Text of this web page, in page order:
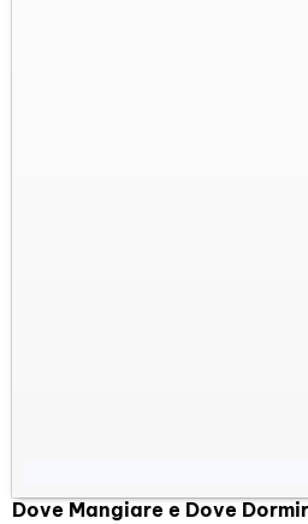
Dove Mangiare e Dove